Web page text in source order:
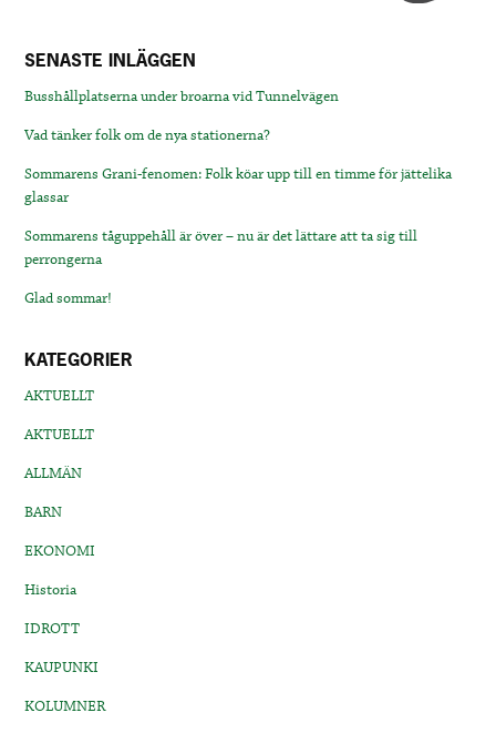
SENASTE INLÄGGEN
Busshållplatserna under broarna vid Tunnelvägen
Vad tänker folk om de nya stationerna?
Sommarens Grani-fenomen: Folk köar upp till en timme för jättelika
glassar
Sommarens tåguppehåll är över – nu är det lättare att ta sig till
perrongerna
Glad sommar!
KATEGORIER
AKTUELLT
AKTUELLT
ALLMÄN
BARN
EKONOMI
Historia
IDROTT
KAUPUNKI
KOLUMNER